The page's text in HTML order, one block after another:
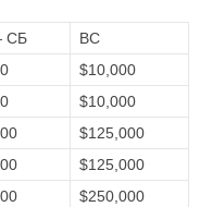
СБ
ВС
$10,000
$10,000
$125,000
$125,000
$250,000